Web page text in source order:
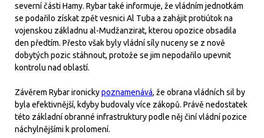
severní části Hamy. Rybar také informuje, že vládním jednotkám
se podařilo získat zpět vesnici Al Tuba a zahájit protiútok na
vojenskou základnu al-Mudžanzirat, kterou opozice obsadila
den předtím. Přesto však byly vládní síly nuceny se z nově
dobytých pozic stáhnout, protože se jim nepodařilo upevnit
kontrolu nad oblastí.
Závěrem Rybar ironickypoznamenává, že obrana vládních sil by
byla efektivnější, kdyby budovaly více zákopů. Právě nedostatek
této základní obranné infrastruktury podle něj činí vládní pozice
náchylnějšími k prolomení.